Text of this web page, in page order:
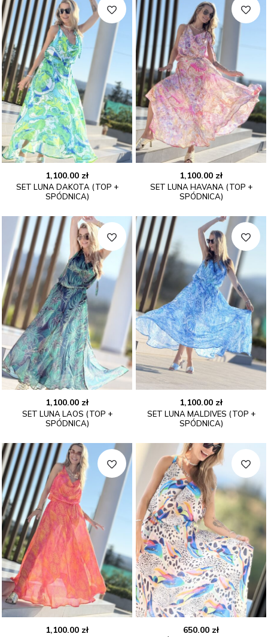
1,100.00 zł
SET LUNA DAKOTA (TOP +
SPÓDNICA)
1,100.00 zł
SET LUNA HAVANA (TOP +
SPÓDNICA)
1,100.00 zł
SET LUNA LAOS (TOP +
SPÓDNICA)
1,100.00 zł
SET LUNA MALDIVES (TOP +
SPÓDNICA)
1,100.00 zł 650.00 zł